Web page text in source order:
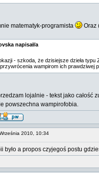
matematyk-programista Oraz
napisał/a
- szkoda, że dzisiejsze dzieła typu
wampirom ich prawdziwej
lojalnie - tekst jako całość
powszechna wampirofobia.
2010, 10:34
było a propos czyjegoś postu